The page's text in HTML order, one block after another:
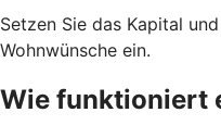
Setzen Sie das Kapital
Wohnwünsche ein.
Wie funktioniert